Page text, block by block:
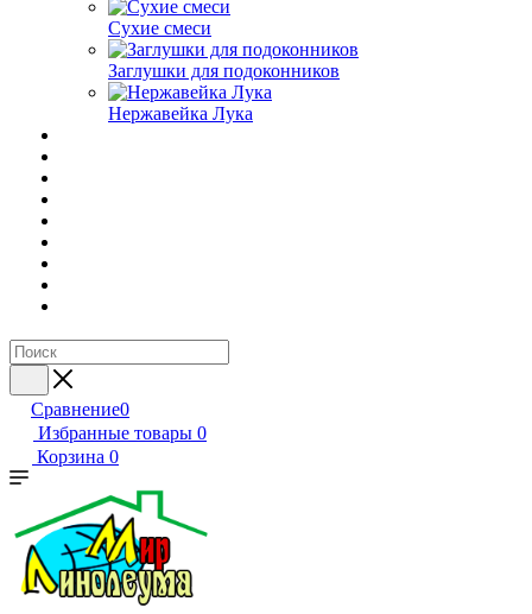
Сухие смеси
Заглушки для подоконников
Нержавейка Лука
Сравнение0
Избранные товары 0
Корзина 0